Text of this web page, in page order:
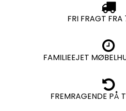
FRI FRAGT
FAMILIEEJET
FREMRAGENDE PÅ